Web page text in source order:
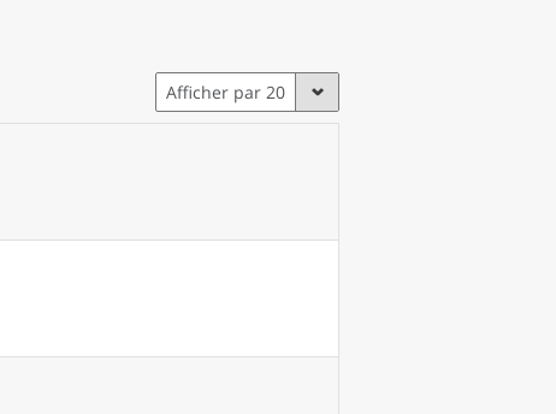
Afficher par 20